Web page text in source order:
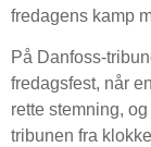
fredagens kamp
På Danfoss-
fredagsfest, når
rette stemning,
tribunen fra